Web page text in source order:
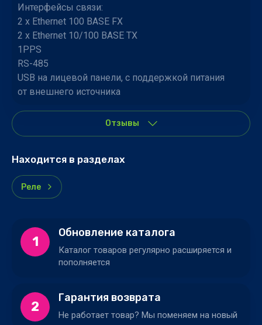
Интерфейсы связи:
2 x Ethernet 100 BASE FX
2 х Ethernet 10/100 BASE TX
1PPS
RS-485
USB на лицевой панели, с поддержкой питания
от внешнего источника
Отзывы
Находится в разделах
Реле
1
Обновление каталога
Каталог товаров регулярно расширяется и
пополняется
2
Гарантия возврата
Не работает товар? Мы поменяем на новый